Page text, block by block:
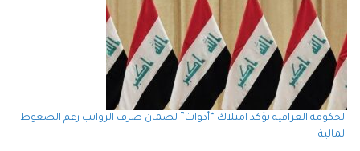
الحكومة العراقية تؤكد امتلاك “أدوات” لضمان صرف الرواتب رغم الضغوط
المالية